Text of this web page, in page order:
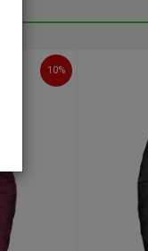
10%